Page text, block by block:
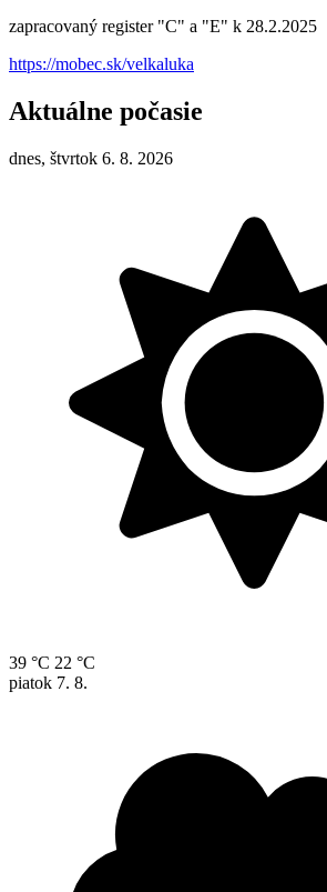
zapracovaný register "C" a "E" k 28.2.2025
https://mobec.sk/velkaluka
Aktuálne počasie
dnes, štvrtok 6. 8. 2026
39 °C 22 °C
piatok 7. 8.